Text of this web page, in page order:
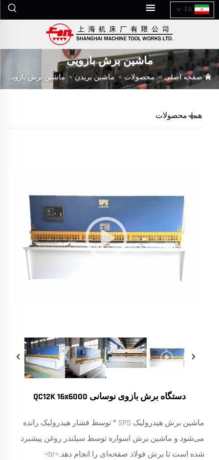
FA
ماشین برش بازویی
صفحه اصلی>محصولات >ماشین بریدن> ماشین برش بازویی
همه محصولات
دستگاه برش بازوی نوسانی QC12K 16x6000
ماشین برش هیدرولیک SPS ® توسط فشار هیدرولیک رانده
می‌شود و ماشین برش اسواره توسط سیلندر روغن پیشبرد
شده است تا برش فولاد صفحه‌ای را انجام دهد.<br>